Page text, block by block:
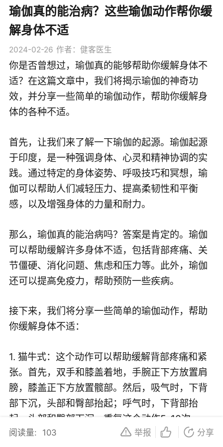
瑜伽真的能治病？这些瑜伽动作帮你缓
解身体不适
2024-02-26 作者：健客医生
你是否曾想过，瑜伽真的能够帮助你缓解身体不
适？在这篇文章中，我们将揭示瑜伽的神奇功
效，并分享一些简单的瑜伽动作，帮助你缓解身
体的各种不适。
首先，让我们来了解一下瑜伽的起源。瑜伽起源
于印度，是一种强调身体、心灵和精神协调的实
践。通过特定的身体姿势、呼吸技巧和冥想，瑜
伽可以帮助人们减轻压力、提高柔韧性和平衡
感，以及增强身体的力量和耐力。
那么，瑜伽真的能治病吗？答案是肯定的。瑜伽
可以帮助缓解许多身体不适，包括背部疼痛、关
节僵硬、消化问题、焦虑和压力等。此外，瑜伽
还可以提高免疫力，帮助预防一些疾病。
接下来，我们将分享一些简单的瑜伽动作，帮助
你缓解身体不适：
1. 猫牛式：这个动作可以帮助缓解背部疼痛和紧
张。首先，双手和膝盖着地，手腕正下方放置肩
膀，膝盖正下方放置髋部。然后，吸气时，下背
部下沉，头部和臀部抬起；呼气时，下背部抬
起，头部和臀部下沉。重复这个动作5-10次。
阅读量: 103 举报 分享